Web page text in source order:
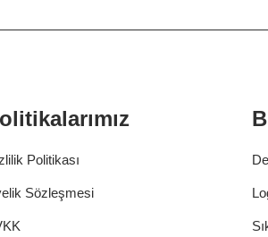
Politikası
Sözleşmesi